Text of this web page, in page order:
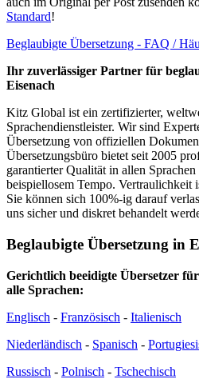
Standard!
Beglaubigte Übersetzung - FAQ /
Ihr zuverlässiger Partner für
Eisenach
Kitz Global ist ein zertifizierter,
Sprachendienstleister. Wir sind
Übersetzung von offiziellen
Übersetzungsbüro bietet seit 2005
garantierter Qualität in allen
beispiellosem Tempo. Vertraulichkeit
Sie können sich 100%-ig darauf
uns sicher und diskret behandelt
Beglaubigte Übersetzung in
Gerichtlich beeidigte Übersetzer
alle Sprachen:
Englisch - Französisch - Italienisch
Niederländisch - Spanisch -
Russisch - Polnisch - Tschechisch